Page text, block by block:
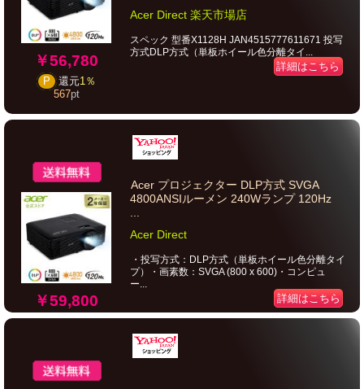
￥56,780
P 還元1％
567pt
Acer Direct 楽天市場店
スペック 型番X1128H JAN4515777611671 投写
方式DLP方式（単板ホイール色分離タイ...
詳細はこちら
￥59,800
Acer プロジェクター DLP方式 SVGA
4800ANSIルーメン 240Wランプ 120Hz
Acer Direct
・投写方式：DLP方式（単板ホイール色分離タイ
プ）・画素数：SVGA (800 x 600)・コンピュ
ー...
詳細はこちら